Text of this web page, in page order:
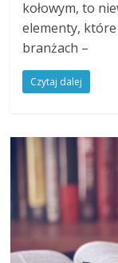
kołowym, to
elementy,
branżach –
Czytaj dalej